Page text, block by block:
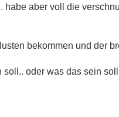
habe aber voll die
bekommen und der
oder was das sein